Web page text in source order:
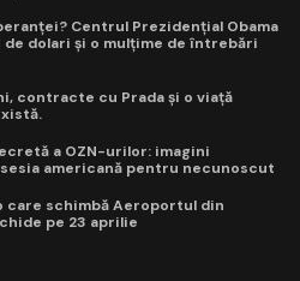
Centrul Prezidențial Obama
dolari și o mulțime de întrebări
contracte cu Prada și o viață
a OZN-urilor: imagini
americană pentru necunoscut
care schimbă Aeroportul din
pe 23 aprilie